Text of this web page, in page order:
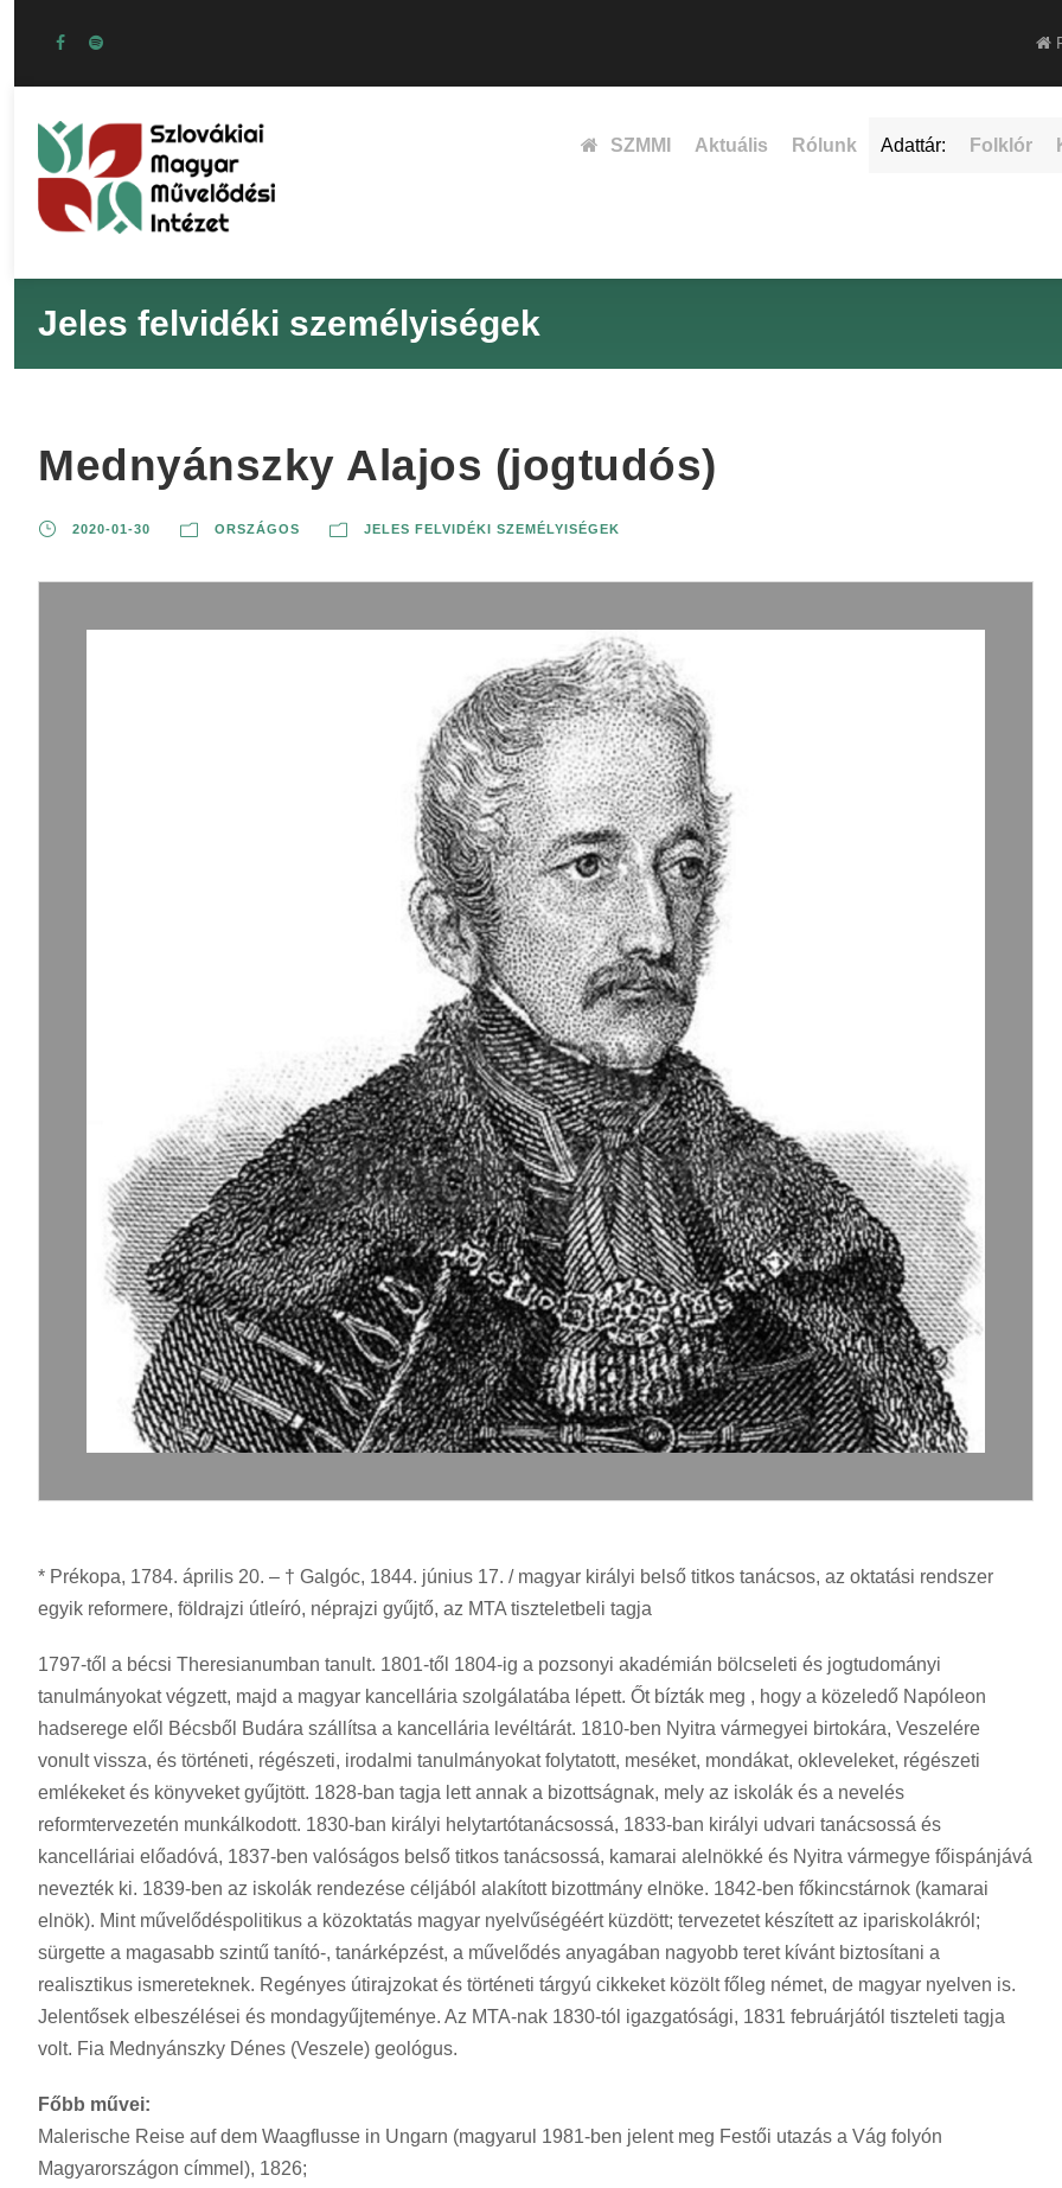
SZMMI Aktuális Rólunk Adattár: Folklór
Jeles felvidéki személyiségek
Mednyánszky Alajos (jogtudós)
2020-01-30 ORSZÁGOS JELES FELVIDÉKI SZEMÉLYISÉGEK
* Prékopa, 1784. április 20. – † Galgóc, 1844. június 17. / magyar királyi belső titkos tanácsos, az oktatási rendszer
egyik reformere, földrajzi útleíró, néprajzi gyűjtő, az MTA tiszteletbeli tagja
1797-től a bécsi Theresianumban tanult. 1801-től 1804-ig a pozsonyi akadémián bölcseleti és jogtudományi
tanulmányokat végzett, majd a magyar kancellária szolgálatába lépett. Őt bízták meg , hogy a közeledő Napóleon
hadserege elől Bécsből Budára szállítsa a kancellária levéltárát. 1810-ben Nyitra vármegyei birtokára, Veszelére
vonult vissza, és történeti, régészeti, irodalmi tanulmányokat folytatott, meséket, mondákat, okleveleket, régészeti
emlékeket és könyveket gyűjtött. 1828-ban tagja lett annak a bizottságnak, mely az iskolák és a nevelés
reformtervezetén munkálkodott. 1830-ban királyi helytartótanácsossá, 1833-ban királyi udvari tanácsossá és
kancelláriai előadóvá, 1837-ben valóságos belső titkos tanácsossá, kamarai alelnökké és Nyitra vármegye főispánjává
nevezték ki. 1839-ben az iskolák rendezése céljából alakított bizottmány elnöke. 1842-ben főkincstárnok (kamarai
elnök). Mint művelődéspolitikus a közoktatás magyar nyelvűségéért küzdött; tervezetet készített az ipariskolákról;
sürgette a magasabb szintű tanító-, tanárképzést, a művelődés anyagában nagyobb teret kívánt biztosítani a
realisztikus ismereteknek. Regényes útirajzokat és történeti tárgyú cikkeket közölt főleg német, de magyar nyelven is.
Jelentősek elbeszélései és mondagyűjteménye. Az MTA-nak 1830-tól igazgatósági, 1831 februárjától tiszteleti tagja
volt. Fia Mednyánszky Dénes (Veszele) geológus.
Főbb művei:
Malerische Reise auf dem Waagflusse in Ungarn (magyarul 1981-ben jelent meg Festői utazás a Vág folyón
Magyarországon címmel), 1826;